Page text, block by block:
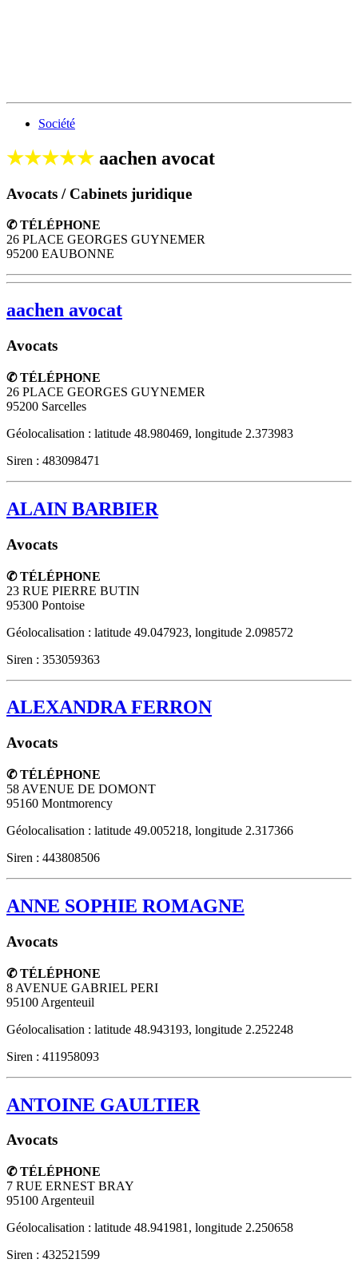
Société
★★★★★ aachen avocat
Avocats / Cabinets juridique
✆ TÉLÉPHONE
26 PLACE GEORGES GUYNEMER
95200 EAUBONNE
aachen avocat
Avocats
✆ TÉLÉPHONE
26 PLACE GEORGES GUYNEMER
95200 Sarcelles
Géolocalisation : latitude 48.980469, longitude 2.373983
Siren : 483098471
ALAIN BARBIER
Avocats
✆ TÉLÉPHONE
23 RUE PIERRE BUTIN
95300 Pontoise
Géolocalisation : latitude 49.047923, longitude 2.098572
Siren : 353059363
ALEXANDRA FERRON
Avocats
✆ TÉLÉPHONE
58 AVENUE DE DOMONT
95160 Montmorency
Géolocalisation : latitude 49.005218, longitude 2.317366
Siren : 443808506
ANNE SOPHIE ROMAGNE
Avocats
✆ TÉLÉPHONE
8 AVENUE GABRIEL PERI
95100 Argenteuil
Géolocalisation : latitude 48.943193, longitude 2.252248
Siren : 411958093
ANTOINE GAULTIER
Avocats
✆ TÉLÉPHONE
7 RUE ERNEST BRAY
95100 Argenteuil
Géolocalisation : latitude 48.941981, longitude 2.250658
Siren : 432521599